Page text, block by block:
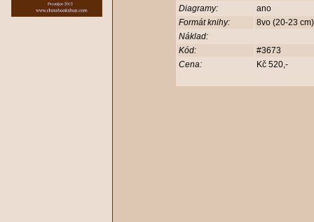
Diagramy:
ano
Formát knihy:
8vo (20-23
Náklad:
Kód:
#3673
Cena:
Kč 520,-